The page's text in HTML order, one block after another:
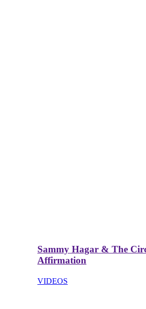
Sammy Hagar & The
Affirmation
VIDEOS